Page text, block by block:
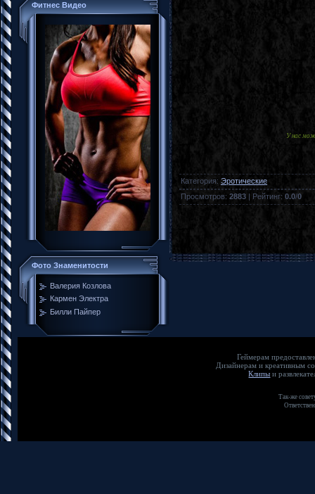
Фитнес Видео
Фото Знаменитости
Валерия Козлова
Кармен Электра
Билли Пайпер
У нас
Категория: Эротические
Просмотров: 2883 | Рейтинг: 0.0/0
Геймерам
Дизайнерам и
Клипы
и
Так-же